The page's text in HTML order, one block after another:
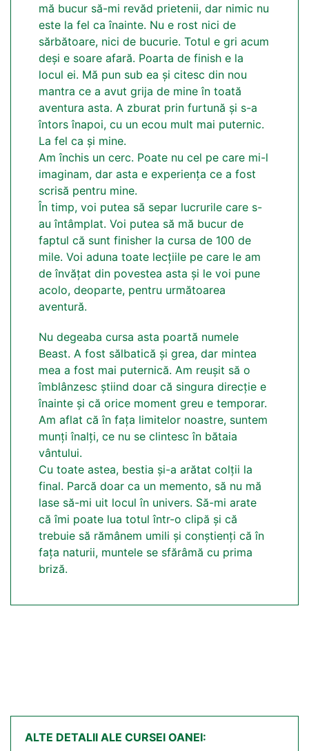
mă bucur să-mi revăd prietenii, dar nimic nu
este la fel ca înainte. Nu e rost nici de
sărbătoare, nici de bucurie. Totul e gri acum
deși e soare afară. Poarta de finish e la
locul ei. Mă pun sub ea și citesc din nou
mantra ce a avut grija de mine în toată
aventura asta. A zburat prin furtună și s-a
întors înapoi, cu un ecou mult mai puternic.
La fel ca și mine.
Am închis un cerc. Poate nu cel pe care mi-l
imaginam, dar asta e experiența ce a fost
scrisă pentru mine.
În timp, voi putea să separ lucrurile care s-
au întâmplat. Voi putea să mă bucur de
faptul că sunt finisher la cursa de 100 de
mile. Voi aduna toate lecțiile pe care le am
de învățat din povestea asta și le voi pune
acolo, deoparte, pentru următoarea
aventură.
Nu degeaba cursa asta poartă numele
Beast. A fost sălbatică și grea, dar mintea
mea a fost mai puternică. Am reușit să o
îmblânzesc știind doar că singura direcție e
înainte și că orice moment greu e temporar.
Am aflat că în fața limitelor noastre, suntem
munți înalți, ce nu se clintesc în bătaia
vântului.
Cu toate astea, bestia și-a arătat colții la
final. Parcă doar ca un memento, să nu mă
lase să-mi uit locul în univers. Să-mi arate
că îmi poate lua totul într-o clipă și că
trebuie să rămânem umili și conștienți că în
fața naturii, muntele se sfărâmă cu prima
briză.
ALTE DETALII ALE CURSEI OANEI: